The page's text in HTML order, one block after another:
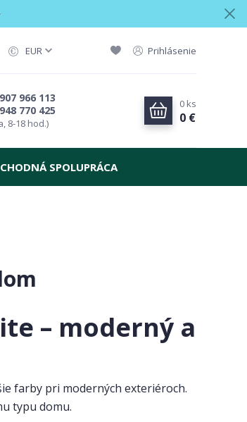
EUR Prihlásenie
770 425
966 113
8-18 hod.)
0 ks
0 €
SPOLUPRÁCA
– moderný a
farby pri moderných exteriéroch.
typu domu.